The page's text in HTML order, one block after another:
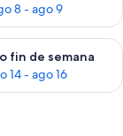
8 - ago 9
ago 7 -
fin de semana
14 - ago 16
disponibilidad